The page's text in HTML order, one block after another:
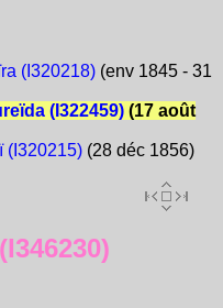
(I320218)(env 1845 - 31
(I322459)(17 août
(I320215)(28 déc 1856)